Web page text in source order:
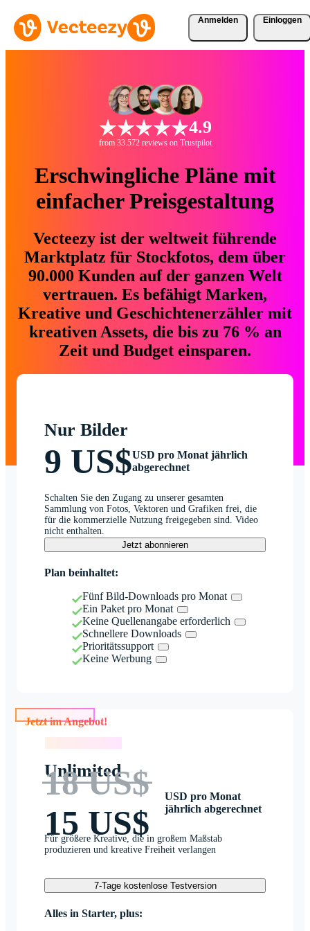
Anmelden Einloggen
4.9
from 33.572 reviews on Trustpilot
Erschwingliche Pläne mit
einfacher Preisgestaltung
Vecteezy ist der weltweit führende
Marktplatz für Stockfotos, dem über
90.000 Kunden auf der ganzen Welt
vertrauen. Es befähigt Marken,
Kreative und Geschichtenerzähler mit
kreativen Assets, die bis zu 76 % an
Zeit und Budget einsparen.
Nur Bilder
9 US$USD pro Monat jährlich
abgerechnet
Schalten Sie den Zugang zu unserer gesamten
Sammlung von Fotos, Vektoren und Grafiken frei, die
für die kommerzielle Nutzung freigegeben sind. Video
nicht enthalten.
Jetzt abonnieren
Plan beinhaltet:
Fünf Bild-Downloads pro Monat
Ein Paket pro Monat
Keine Quellenangabe erforderlich
Schnellere Downloads
Prioritätssupport
Keine Werbung
Jetzt im Angebot!
Unlimited
18 US$
15 US$
USD pro Monat
jährlich abgerechnet
Für größere Kreative, die in großem Maßstab
produzieren und kreative Freiheit verlangen
7-Tage kostenlose Testversion
Alles in Starter, plus: